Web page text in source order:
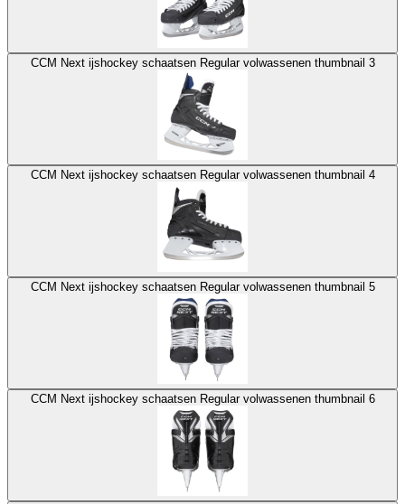
CCM Next ijshockey schaatsen Regular volwassenen thumbnail 3
CCM Next ijshockey schaatsen Regular volwassenen thumbnail 4
CCM Next ijshockey schaatsen Regular volwassenen thumbnail 5
CCM Next ijshockey schaatsen Regular volwassenen thumbnail 6